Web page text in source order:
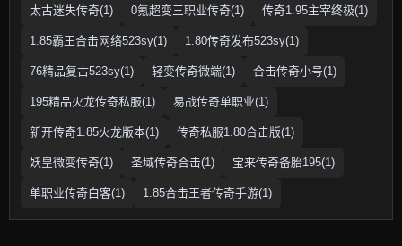
太古迷失传奇(1) 0氪超变三职业传奇(1) 传奇1.95主宰终极(1)
1.85霸王合击网络523sy(1) 1.80传奇发布523sy(1)
76精品复古523sy(1) 轻变传奇微端(1) 合击传奇小号(1)
195精品火龙传奇私服(1) 易战传奇单职业(1)
新开传奇1.85火龙版本(1) 传奇私服1.80合击版(1)
妖皇微变传奇(1) 圣域传奇合击(1) 宝来传奇备胎195(1)
单职业传奇白客(1) 1.85合击王者传奇手游(1)